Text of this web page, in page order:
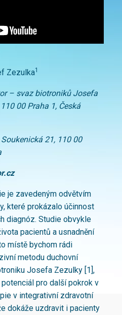
Zezulka1
– svaz biotroniků Josefa
00 Praha 1, Česká
21, 110 00
je zavedeným odvětvím
které prokázalo účinnost
diagnóz. Studie obvykle
pacientů a usnadnění
místě bychom rádi
metodu duchovní
Josefa Zezulky [1],
pro další pokrok v
v integrativní zdravotní
dokáže uzdravit i pacienty